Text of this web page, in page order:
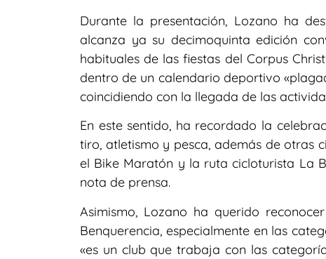
Durante la presentación, Lozano ha
alcanza ya su decimoquinta edición
habituales de las fiestas del Corpus
dentro de un calendario deportivo
coincidiendo con la llegada de las
En este sentido, ha recordado la
tiro, atletismo y pesca, además de otras
el Bike Maratón y la ruta cicloturista La
nota de prensa.
Asimismo, Lozano ha querido
Benquerencia, especialmente en las
«es un club que trabaja con las